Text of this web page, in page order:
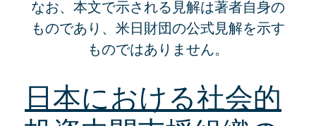
なお、本文で示される見解は著者自身の
ものであり、米日財団の公式見解を示す
ものではありません。
日本における社会的